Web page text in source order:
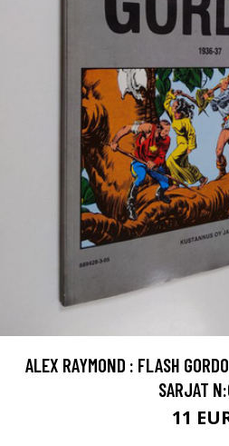
ALEX RAYMOND : FLASH
SARJAT
11